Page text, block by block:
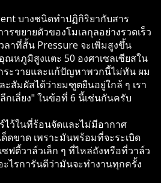
บางชนิดทำปฏิกิริยากับสาร
รขยายตัวของโมเลกุลอย่างรวดเร็ว
าที่สั้น Pressure จะเพิ่มสูงขึ้น
ณหภูมิสูงแตะ 50 องศาเซลเซียสใน
ะวายและแก้ปัญหาพวกนี้ไม่ทัน ผม
สัมผัสได้ว่ายมฑูตยืนอยู่ใกล้ ๆ เรา
กเลี่ยง" ในข้อที่ 6 นี้เช่นกันครับ
ไว้ในที่ร้อนจัดและไม่มีอากาศ
ด็ดขาด เพราะมันพร้อมที่จะระเบิด
ซฟตี้วาล์วเล็ก ๆ ที่ไหล่ถังหรือที่วาล์ว
ไรการันตีว่ามันจะทำงานทุกครั้ง